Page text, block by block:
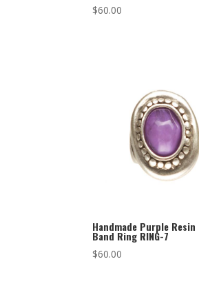
$60.00
Handmade Purple Resin
Band Ring RING-7
$60.00